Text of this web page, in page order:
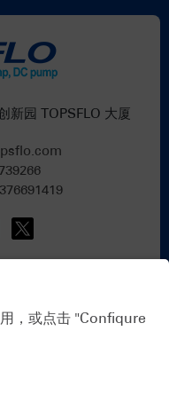
新园 TOPSFLO 大厦
Technology Co.
，或点击 "Confiqure